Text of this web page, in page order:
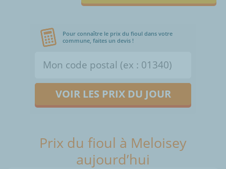
Pour connaître le prix du fioul dans votre
commune, faites un devis !
VOIR LES PRIX DU JOUR
Prix du fioul à Meloisey
aujourd’hui